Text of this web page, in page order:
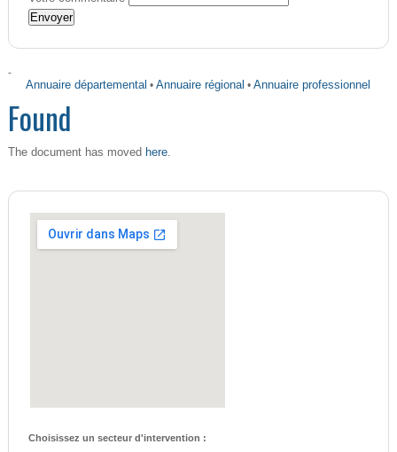
-
Annuaire départemental •Annuaire régional •Annuaire professionnel
Found
The document has moved here.
Choisissez un secteur d'intervention :